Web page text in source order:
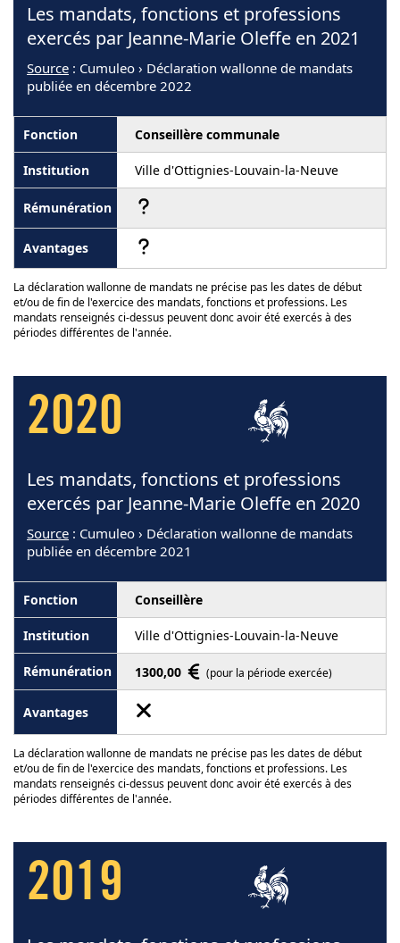
Les mandats, fonctions et professions
exercés par Jeanne-Marie Oleffe en 2021
Source : Cumuleo › Déclaration wallonne de mandats
publiée en décembre 2022
Conseillère communale
Ville d'Ottignies-Louvain-la-Neuve
La déclaration wallonne de mandats ne précise pas les dates de début
et/ou de fin de l'exercice des mandats, fonctions et professions. Les
mandats renseignés ci-dessus peuvent donc avoir été exercés à des
périodes différentes de l'année.
2020
Les mandats, fonctions et professions
exercés par Jeanne-Marie Oleffe en 2020
Source : Cumuleo › Déclaration wallonne de mandats
publiée en décembre 2021
Conseillère
Ville d'Ottignies-Louvain-la-Neuve
1300,00 (pour la période exercée)
La déclaration wallonne de mandats ne précise pas les dates de début
et/ou de fin de l'exercice des mandats, fonctions et professions. Les
mandats renseignés ci-dessus peuvent donc avoir été exercés à des
périodes différentes de l'année.
2019